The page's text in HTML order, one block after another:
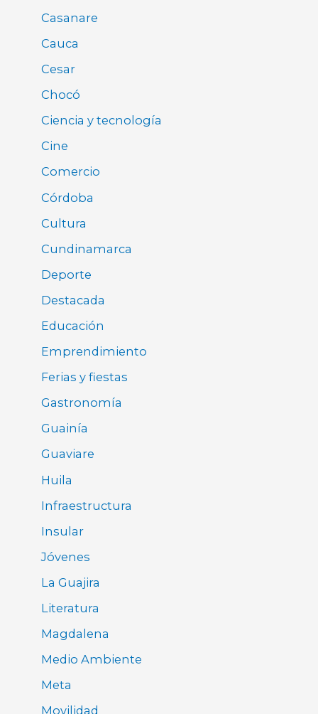
Casanare
Cauca
Cesar
Chocó
Ciencia y tecnología
Cine
Comercio
Córdoba
Cultura
Cundinamarca
Deporte
Destacada
Educación
Emprendimiento
Ferias y fiestas
Gastronomía
Guainía
Guaviare
Huila
Infraestructura
Insular
Jóvenes
La Guajira
Literatura
Magdalena
Medio Ambiente
Meta
Movilidad